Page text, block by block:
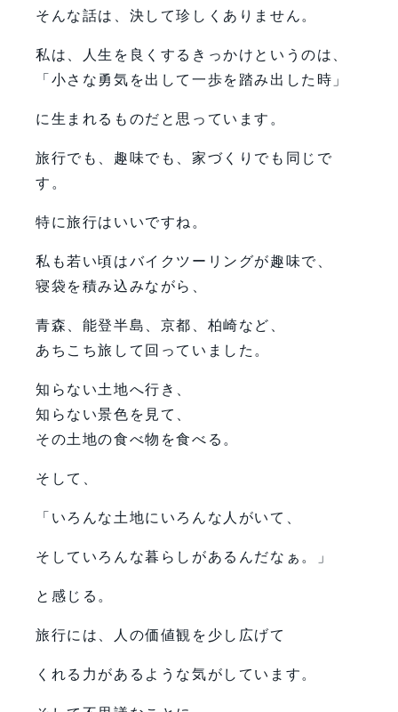
そんな話は、決して珍しくありません。
私は、人生を良くするきっかけというのは、
「小さな勇気を出して一歩を踏み出した時」
に生まれるものだと思っています。
旅行でも、趣味でも、家づくりでも同じで
す。
特に旅行はいいですね。
私も若い頃はバイクツーリングが趣味で、
寝袋を積み込みながら、
青森、能登半島、京都、柏崎など、
あちこち旅して回っていました。
知らない土地へ行き、
知らない景色を見て、
その土地の食べ物を食べる。
そして、
「いろんな土地にいろんな人がいて、
そしていろんな暮らしがあるんだなぁ。」
と感じる。
旅行には、人の価値観を少し広げて
くれる力があるような気がしています。